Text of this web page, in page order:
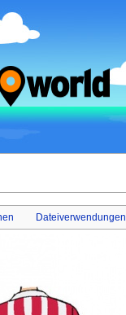
Dateiverwendungen